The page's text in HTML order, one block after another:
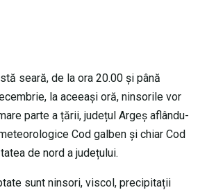
seară, de la ora 20.00 și până
la aceeași oră, ninsorile vor
parte a țării, județul Argeș aflându-
Cod galben și chiar Cod
de nord a județului.
sunt ninsori, viscol, precipitații